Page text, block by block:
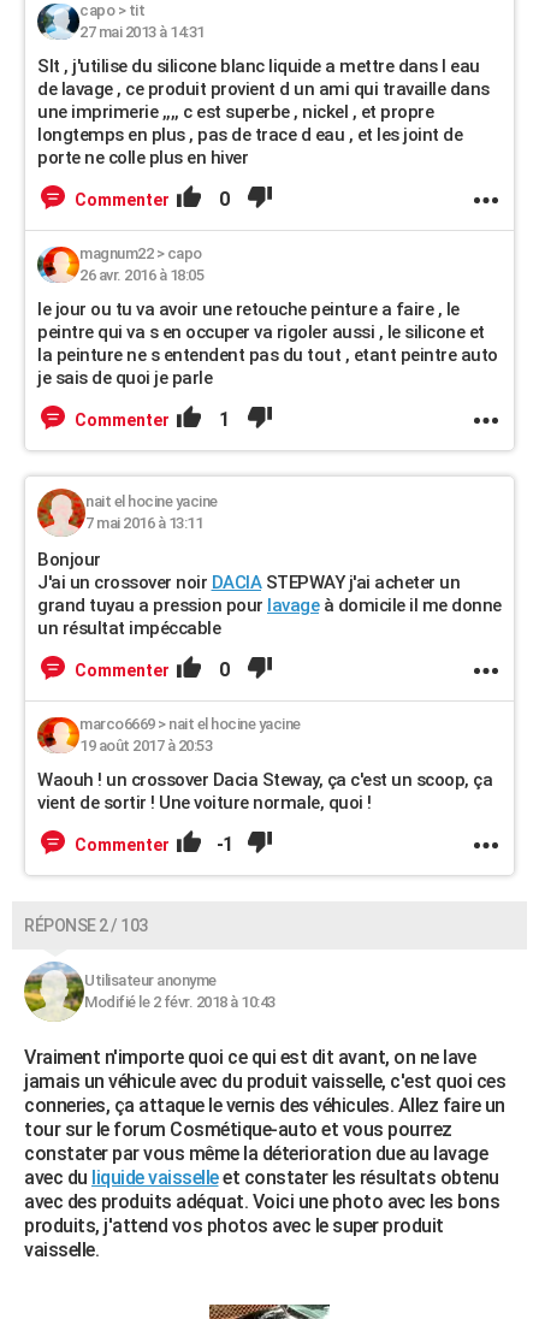
capo> tit
27 mai 2013 à 14:31
Slt , j'utilise du silicone blanc liquide a mettre dans l eau
de lavage , ce produit provient d un ami qui travaille dans
une imprimerie ,,,, c est superbe , nickel , et propre
longtemps en plus , pas de trace d eau , et les joint de
porte ne colle plus en hiver
Commenter 0
magnum22> capo
26 avr. 2016 à 18:05
le jour ou tu va avoir une retouche peinture a faire , le
peintre qui va s en occuper va rigoler aussi , le silicone et
la peinture ne s entendent pas du tout , etant peintre auto
je sais de quoi je parle
Commenter 1
nait el hocine yacine
7 mai 2016 à 13:11
Bonjour
J'ai un crossover noir DACIASTEPWAY j'ai acheter un
grand tuyau a pression pour lavageà domicile il me donne
un résultat impéccable
Commenter 0
marco6669> nait el hocine yacine
19 août 2017 à 20:53
Waouh ! un crossover Dacia Steway, ça c'est un scoop, ça
vient de sortir ! Une voiture normale, quoi !
Commenter -1
RÉPONSE 2 / 103
Utilisateur anonyme
Modifié le 2 févr. 2018 à 10:43
Vraiment n'importe quoi ce qui est dit avant, on ne lave
jamais un véhicule avec du produit vaisselle, c'est quoi ces
conneries, ça attaque le vernis des véhicules. Allez faire un
tour sur le forum Cosmétique-auto et vous pourrez
constater par vous même la déterioration due au lavage
avec du liquide vaisselleet constater les résultats obtenu
avec des produits adéquat. Voici une photo avec les bons
produits, j'attend vos photos avec le super produit
vaisselle.